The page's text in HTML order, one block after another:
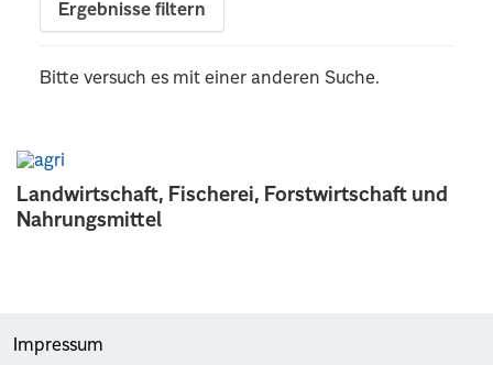
Landwirtschaft, Fischerei, Forstwirtschaft und
Nahrungsmittel
Ergebnisse filtern
Bitte versuch es mit einer anderen Suche.
Impressum